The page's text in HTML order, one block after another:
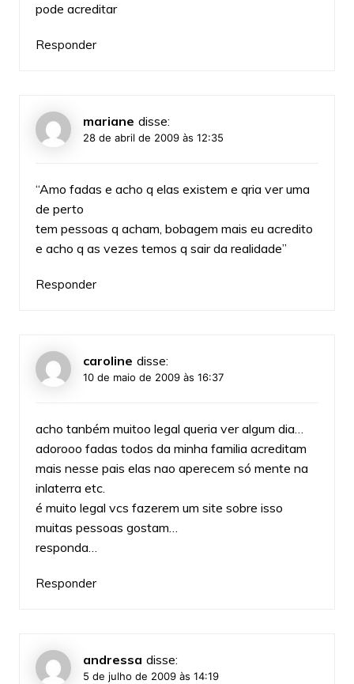
pode acreditar
Responder
mariane disse:
28 de abril de 2009 às 12:35
“Amo fadas e acho q elas existem e qria ver uma
de perto
tem pessoas q acham, bobagem mais eu acredito
e acho q as vezes temos q sair da realidade”
Responder
caroline disse:
10 de maio de 2009 às 16:37
acho tanbém muitoo legal queria ver algum dia…
adorooo fadas todos da minha familia acreditam
mais nesse pais elas nao aperecem só mente na
inlaterra etc.
é muito legal vcs fazerem um site sobre isso
muitas pessoas gostam…
responda…
Responder
andressa disse:
5 de julho de 2009 às 14:19